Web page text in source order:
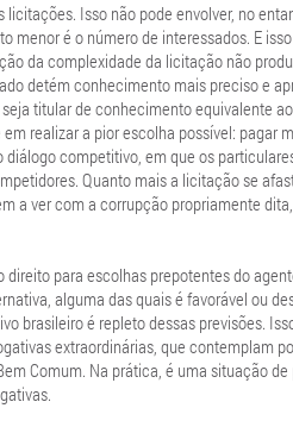
Isso não pode envolver, no
é o número de interessados. E
da complexidade da licitação não
detém conhecimento mais preciso e
titular de conhecimento equivalente
realizar a pior escolha possível: pagar
competitivo, em que os
Quanto mais a licitação se
a ver com a corrupção propriamente
para escolhas prepotentes do
alguma das quais é favorável ou
brasileiro é repleto dessas previsões.
extraordinárias, que contemplam
Comum. Na prática, é uma situação